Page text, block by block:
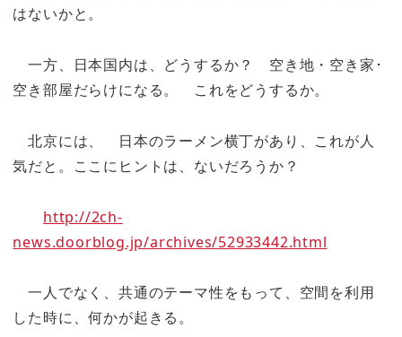
はないかと。
一方、日本国内は、どうするか？ 空き地・空き家･
空き部屋だらけになる。 これをどうするか。
北京には、 日本のラーメン横丁があり、これが人
気だと。ここにヒントは、ないだろうか？
http://2ch-
news.doorblog.jp/archives/52933442.html
一人でなく、共通のテーマ性をもって、空間を利用
した時に、何かが起きる。